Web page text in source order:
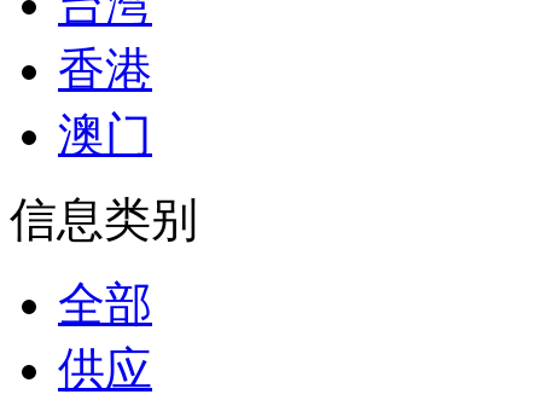
香港
澳门
信息类别
全部
供应